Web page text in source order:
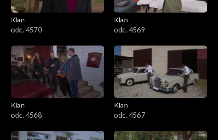
Klan
odc. 4570
Klan
odc. 4569
Klan
odc. 4568
Klan
odc. 4567